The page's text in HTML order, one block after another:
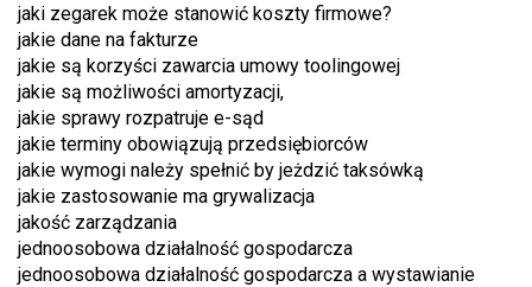
jaki zegarek może stanowić koszty firmowe?
jakie dane na fakturze
jakie są korzyści zawarcia umowy toolingowej
jakie są możliwości amortyzacji,
jakie sprawy rozpatruje e-sąd
jakie terminy obowiązują przedsiębiorców
jakie wymogi należy spełnić by jeżdzić taksówką
jakie zastosowanie ma grywalizacja
jakość zarządzania
jednoosobowa działalność gospodarcza
jednoosobowa działalność gospodarcza a wystawianie